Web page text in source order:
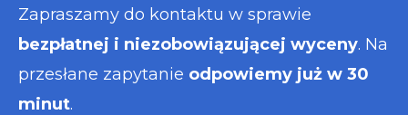
Zapraszamy do kontaktu w sprawie
bezpłatnej i niezobowiązującej wyceny. Na
przesłane zapytanie odpowiemy już w 30
minut.